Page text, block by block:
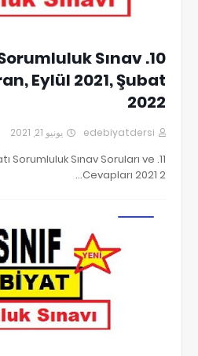
Sorumluluk Sınav
Eylül 2021, Şubat
2022
edebiyatdersi يونيو 21, 2021
Sorumluluk Sınav Soruları ve
Cevapları 2021 2…